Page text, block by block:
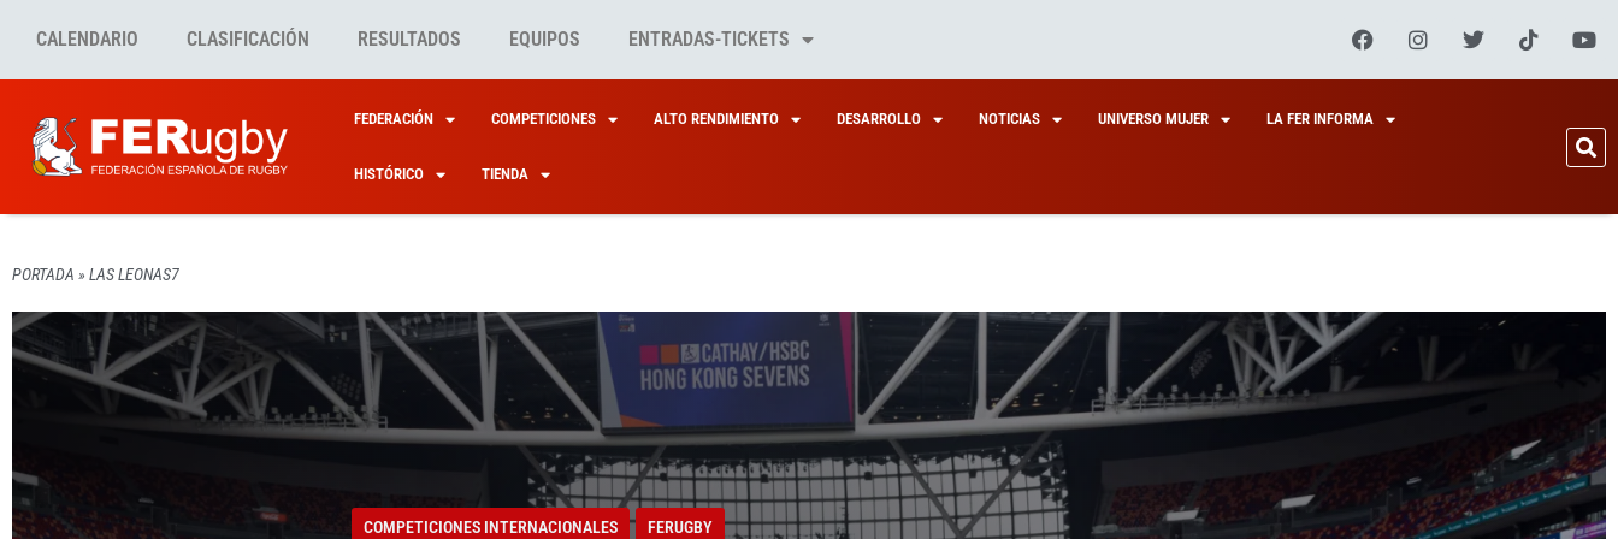
CALENDARIO CLASIFICACIÓN RESULTADOS EQUIPOS ENTRADAS-TICKETS
FEDERACIÓN COMPETICIONES ALTO RENDIMIENTO DESARROLLO NOTICIAS UNIVERSO MUJER LA FER INFORMA
HISTÓRICO TIENDA
PORTADA » LAS LEONAS7
COMPETICIONES INTERNACIONALES FERUGBY
ESTA MADRUGADA ARRANCAN
EL TRAINING CAMP DE LEONES7S
COMPETICIONES INTERNACIONALES FERUGBY